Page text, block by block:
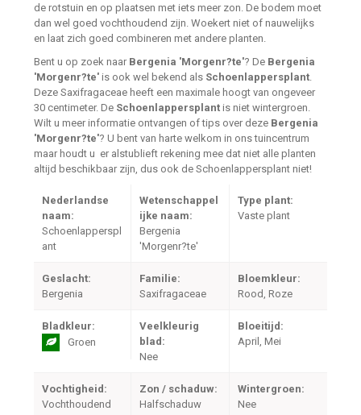
de rotstuin en op plaatsen met iets meer zon. De bodem moet
dan wel goed vochthoudend zijn. Woekert niet of nauwelijks
en laat zich goed combineren met andere planten.
Bent u op zoek naar Bergenia 'Morgenr?te'? De Bergenia
'Morgenr?te' is ook wel bekend als Schoenlappersplant
Deze Saxifragaceae heeft een maximale hoogt van ongeveer
30 centimeter. De Schoenlappersplant is niet wintergroen.
Wilt u meer informatie ontvangen of tips over deze Bergenia
'Morgenr?te'? U bent van harte welkom in ons tuincentrum
maar houdt u er alstublieft rekening mee dat niet alle planten
altijd beschikbaar zijn, dus ook de Schoenlappersplant niet!
Nederlandse
naam:
Schoenlapperspl
ant
Wetenschappel
ijke naam:
Bergenia
'Morgenr?te'
Type plant:
Vaste plant
Geslacht:
Bergenia
Familie:
Saxifragaceae
Bloemkleur:
Rood, Roze
Bladkleur:
Groen
Veelkleurig
blad:
Nee
Bloeitijd:
April, Mei
Vochtigheid:
Vochthoudend
Zon / schaduw:
Halfschaduw
Wintergroen:
Nee